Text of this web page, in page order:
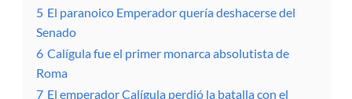
5 El paranoico Emperador quería deshacerse del
Senado
6 Calígula fue el primer monarca absolutista de
Roma
7 El emperador Calígula perdió la batalla con el